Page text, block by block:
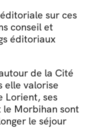
sur ces
conseil et
éditoriaux
de la Cité
elle valorise
Lorient, ses
le Morbihan sont
le séjour